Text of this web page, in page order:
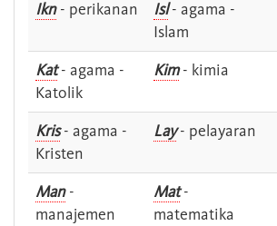
Ikn- perikanan Isl- agama -
Islam
Kat- agama -
Katolik
Kim- kimia
Kris- agama -
Kristen
Lay- pelayaran
Man-
manajemen
Mat-
matematika